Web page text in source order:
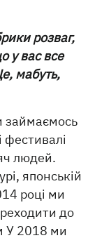
розваг,
у вас все
мабуть,
займаємось
людей.
японській
році ми
до
У 2018 ми